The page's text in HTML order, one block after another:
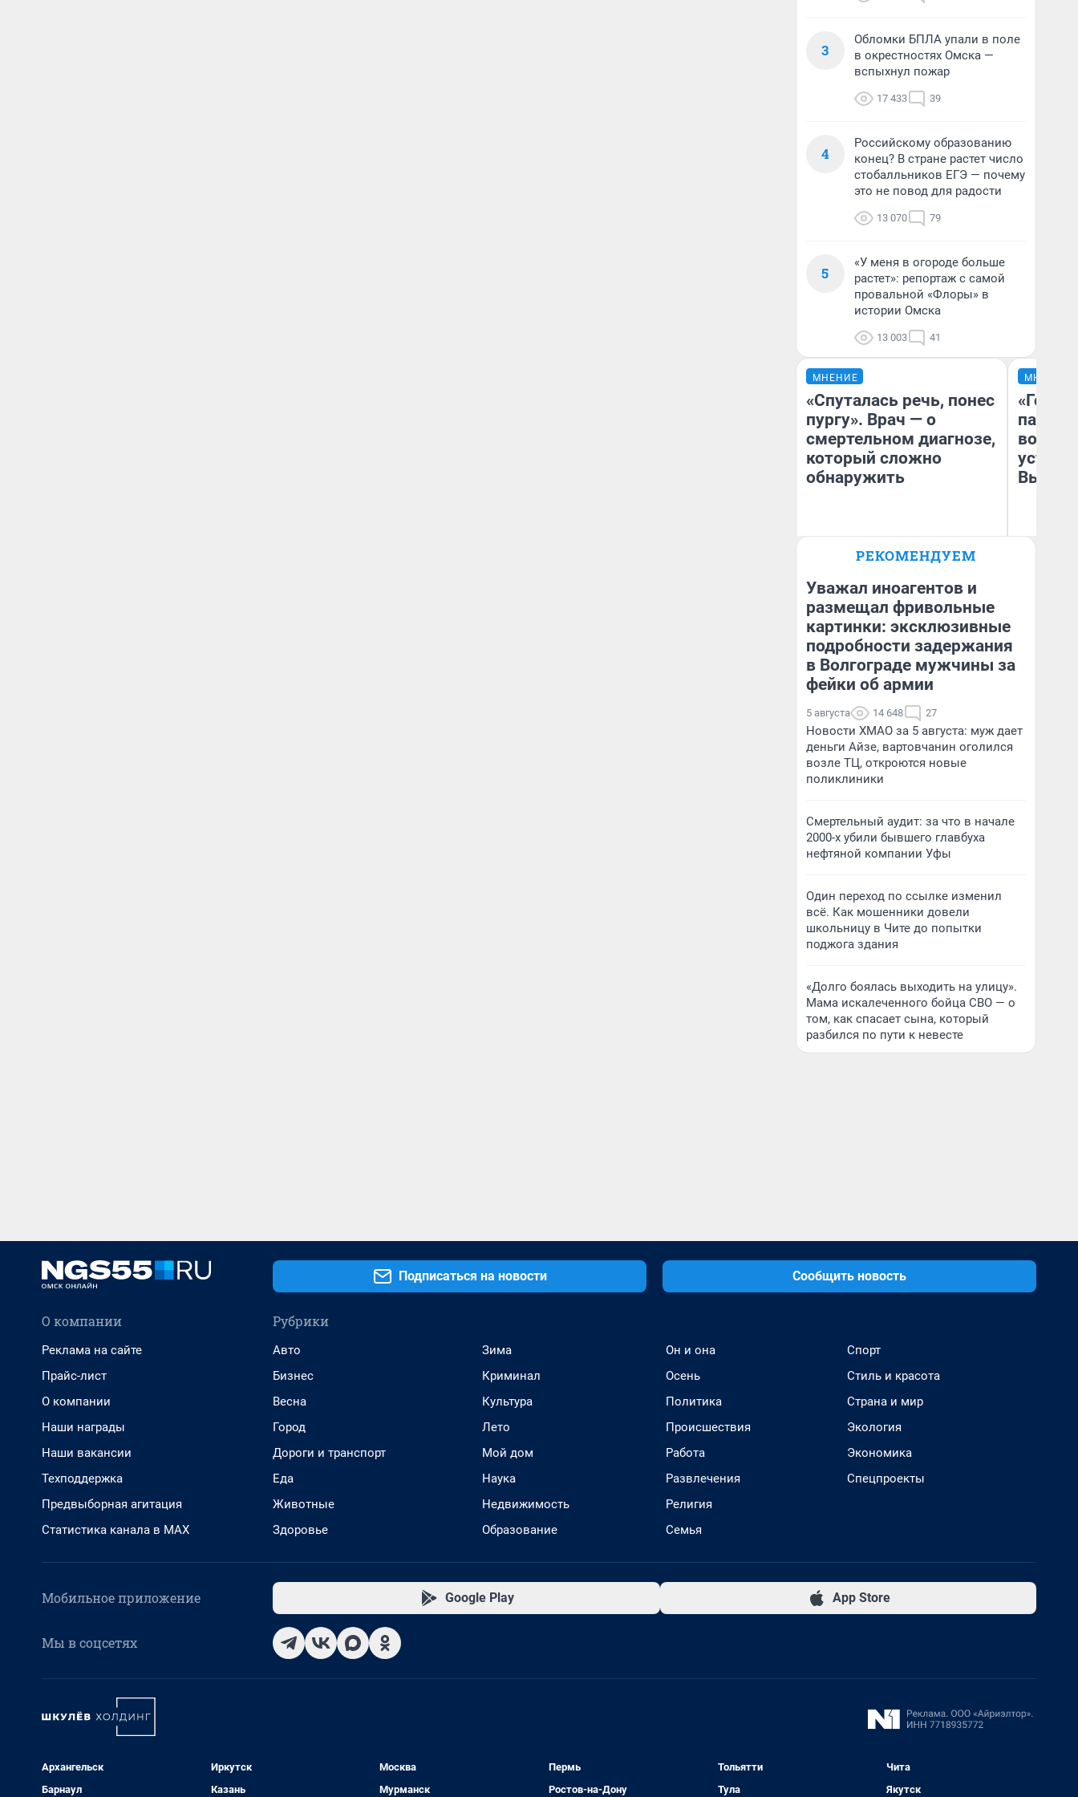
3
Обломки БПЛА упали в поле
в окрестностях Омска —
вспыхнул пожар
17 433 39
4
Российскому образованию
конец? В стране растет число
стобалльников ЕГЭ — почему
это не повод для радости
13 070 79
5
«У меня в огороде больше
растет»: репортаж с самой
провальной «Флоры» в
истории Омска
13 003 41
МНЕНИЕ
«Спуталась речь, понес
пургу». Врач — о
смертельном диагнозе,
который сложно
обнаружить
Главврач клиники
Волковой»
МНЕНИЕ
РЕКОМЕНДУЕМ
Уважал иноагентов и
размещал фривольные
картинки: эксклюзивные
подробности задержания
в Волгограде мужчины за
фейки об армии
5 августа 14 648 27
Новости ХМАО за 5 августа: муж дает
деньги Айзе, вартовчанин оголился
возле ТЦ, откроются новые
поликлиники
Смертельный аудит: за что в начале
2000-х убили бывшего главбуха
нефтяной компании Уфы
Один переход по ссылке изменил
всё. Как мошенники довели
школьницу в Чите до попытки
поджога здания
«Долго боялась выходить на улицу».
Мама искалеченного бойца СВО — о
том, как спасает сына, который
разбился по пути к невесте
Подписаться на новости Сообщить новость
О компании
Реклама на сайте
Прайс-лист
О компании
Наши награды
Наши вакансии
Техподдержка
Предвыборная агитация
Статистика канала в MAX
Рубрики
Авто
Бизнес
Весна
Город
Дороги и транспорт
Еда
Животные
Здоровье
Зима
Криминал
Культура
Лето
Мой дом
Наука
Недвижимость
Образование
Он и она
Осень
Политика
Происшествия
Работа
Развлечения
Религия
Семья
Спорт
Стиль и красота
Страна и мир
Экология
Экономика
Спецпроекты
Мобильное приложение Google Play App Store
Мы в соцсетях
Архангельск
Барнаул
Иркутск
Казань
Москва
Мурманск
Пермь
Ростов-на-Дону
Тольятти
Тула
Чита
Якутск